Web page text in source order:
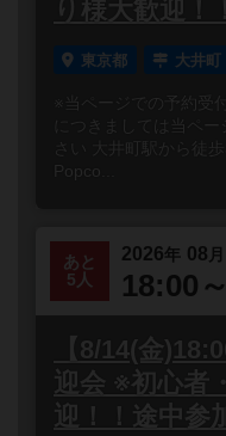
り様大歓迎！！
東京都 大井町
※当ページでの予約受
につきましては当ペ
さい 大井町駅から徒
Popco...
あと
5人
2026年 08 月
18:00
【8/14(金
迎会 ※初心者
迎！！途中参